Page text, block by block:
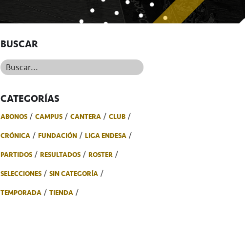
BUSCAR
Buscar...
CATEGORÍAS
ABONOS CAMPUS CANTERA
CLUB
CRÓNICA
FUNDACIÓN
LIGA ENDESA
PARTIDOS
RESULTADOS
ROSTER
SELECCIONES
SIN CATEGORÍA
TEMPORADA
TIENDA